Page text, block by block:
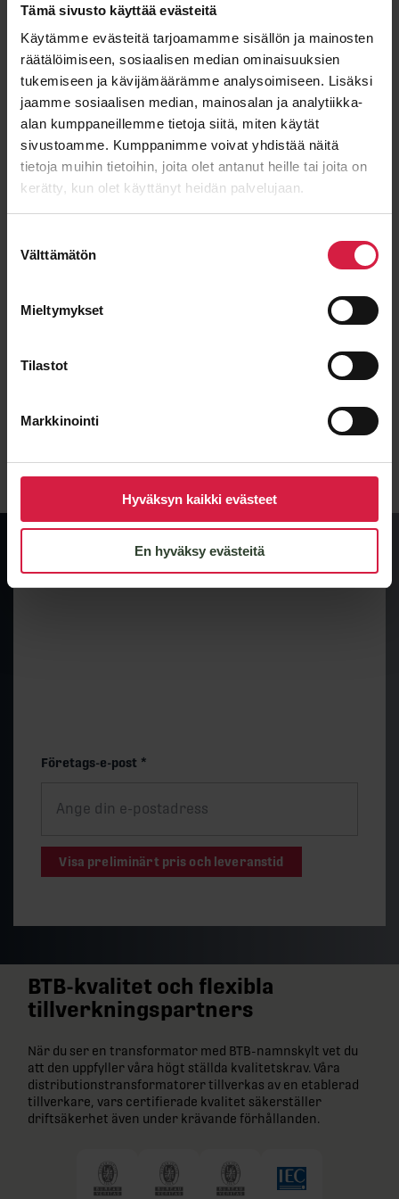
Tämä sivusto käyttää evästeitä
Käytämme evästeitä tarjoamamme sisällön ja mainosten
räätälöimiseen, sosiaalisen median ominaisuuksien
tukemiseen ja kävijämäärämme analysoimiseen. Lisäksi
jaamme sosiaalisen median, mainosalan ja analytiikka-
alan kumppaneillemme tietoja siitä, miten käytät
sivustoamme. Kumppanimme voivat yhdistää näitä
tietoja muihin tietoihin, joita olet antanut heille tai joita on
kerätty, kun olet käyttänyt heidän palvelujaan.
valinta
Välttämätön
Mieltymykset
Tilastot
Markkinointi
Hyväksyn kaikki evästeet
En hyväksy evästeitä
E-post
Meddelande
Lähetä viesti
Preliminär prisnivå och
Företags-e-post *
Visa preliminärt pris och leveranstid
BTB-kvalitet och flexibla
tillverkningspartners
När du ser en transformator med BTB-namnskylt vet du
att den uppfyller våra högt ställda kvalitetskrav. Våra
distributionstransformatorer tillverkas av en etablerad
tillverkare, vars certifierade kvalitet säkerställer
driftsäkerhet även under krävande förhållanden.